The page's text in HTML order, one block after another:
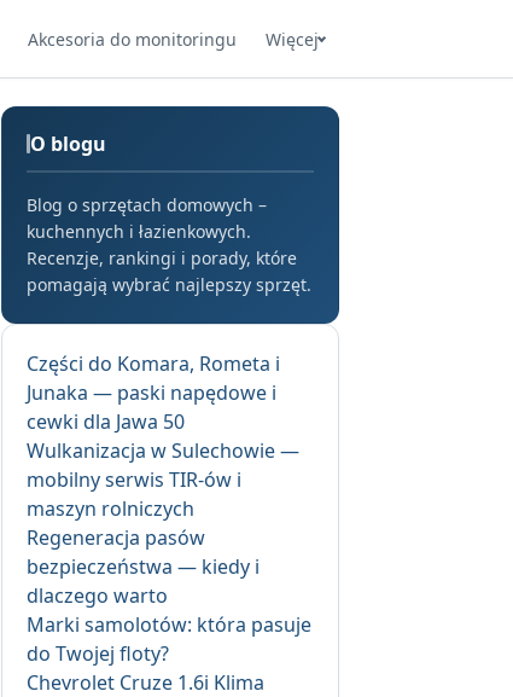
Akcesoria do monitoringu Więcej
O blogu
Blog o sprzętach domowych –
kuchennych i łazienkowych.
Recenzje, rankingi i porady, które
pomagają wybrać najlepszy sprzęt.
Części do Komara, Rometa i
Junaka — paski napędowe i
cewki dla Jawa 50
Wulkanizacja w Sulechowie —
mobilny serwis TIR-ów i
maszyn rolniczych
Regeneracja pasów
bezpieczeństwa — kiedy i
dlaczego warto
Marki samolotów: która pasuje
do Twojej floty?
Chevrolet Cruze 1.6i Klima